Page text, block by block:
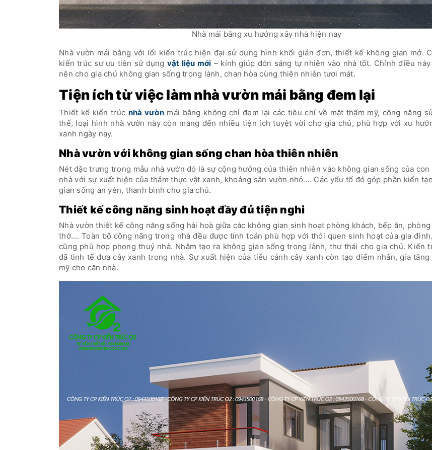
Nhà mái bằng xu hướng xây nhà hiện nay
Nhà vườn mái bằng với lối kiến trúc hiện đại sử dụng hình khối giản đơn, thiết kế không gian mở.
kiến trúc sư ưu tiên sử dụng vật liệu mới – kính giúp đón sáng tự nhiên vào nhà tốt. Chính điều
nên cho gia chủ không gian sống trong lành, chan hòa cùng thiên nhiên tươi mát.
Tiện ích từ việc làm nhà vườn mái bằng đem lại
Thiết kế kiến trúc nhà vườnmái bằng không chỉ đem lại các tiêu chí về mặt thẩm mỹ, công năng
thế, loại hình nhà vườn này còn mang đến nhiều tiện ích tuyệt vời cho gia chủ, phù hợp với xu
xanh ngày nay.
Nhà vườn với không gian sống chan hòa thiên nhiên
Nét đặc trưng trong mẫu nhà vườn đó là sự cộng hưởng của thiên nhiên vào không gian sống của
nhà với sự xuất hiện của thảm thực vật xanh, khoảng sân vườn nhỏ…. Các yếu tố đó góp phần kiến
gian sống an yên, thanh bình cho gia chủ.
Thiết kế công năng sinh hoạt đầy đủ tiện nghi
Nhà vườn thiết kế công năng sống hài hoà giữa các không gian sinh hoạt phòng khách, bếp ăn,
thờ…. Toàn bộ công năng trong nhà đều được tính toán phù hợp với thói quen sinh hoạt của gia
cũng phù hợp phong thuỷ nhà. Nhằm tạo ra không gian sống trong lành, thư thái cho gia chủ. Kiến
đã tinh tế đưa cây xanh trong nhà. Sự xuất hiện của tiểu cảnh cây xanh còn tạo điểm nhấn, gia
mỹ cho căn nhà.